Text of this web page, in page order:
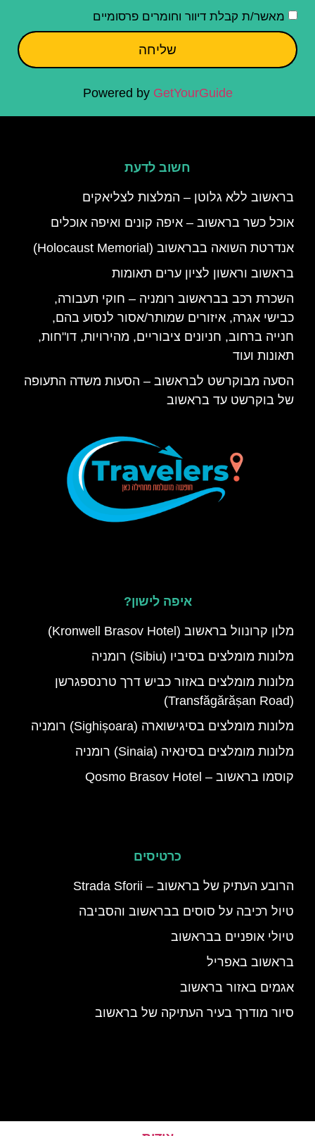
מאשר/ת קבלת דיוור וחומרים פרסומיים
שליחה
Powered by GetYourGuide
חשוב לדעת
בראשוב ללא גלוטן – המלצות לצליאקים
אוכל כשר בראשוב – איפה קונים ואיפה אוכלים
אנדרטת השואה בבראשוב (Holocaust Memorial)
בראשוב וראשון לציון ערים תאומות
השכרת רכב בבראשוב רומניה – חוקי תעבורה,
כבישי אגרה, איזורים שמותר/אסור לנסוע בהם,
חנייה ברחוב, חניונים ציבוריים, מהירויות, דו"חות,
תאונות ועוד
הסעה מבוקרשט לבראשוב – הסעות משדה התעופה
של בוקרשט עד בראשוב
איפה לישון?
מלון קרונוול בראשוב (Kronwell Brasov Hotel)
מלונות מומלצים בסיביו (Sibiu) רומניה
מלונות מומלצים באזור כביש דרך טרנספגרשן
(Transfăgărășan Road)
מלונות מומלצים בסיגישוארה (Sighișoara) רומניה
מלונות מומלצים בסינאיה (Sinaia) רומניה
קוסמו בראשוב – Qosmo Brasov Hotel
כרטיסים
הרובע העתיק של בראשוב – Strada Sforii
טיול רכיבה על סוסים בבראשוב והסביבה
טיולי אופניים בבראשוב
בראשוב באפריל
אגמים באזור בראשוב
סיור מודרך בעיר העתיקה של בראשוב